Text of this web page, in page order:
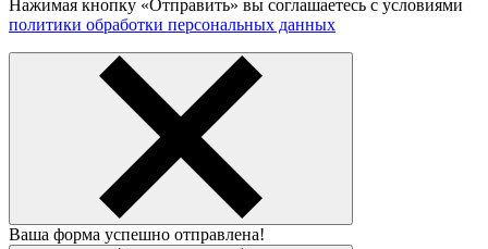
Нажимая кнопку «Отправить» вы соглашаетесь с условиями
политики обработки персональных данных
Ваша форма успешно отправлена!